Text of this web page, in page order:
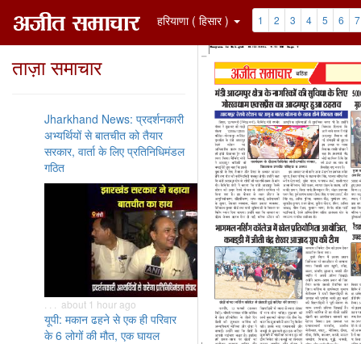
हरियाणा ( हिसार ) 1 2 3 4 5 6 7
ताज़ा समाचार
Jharkhand News: प्रदर्शनकारी
अभ्यर्थियों से बातचीत को तैयार
सरकार, वार्ता के लिए प्रतिनिधिमंडल
गठित
. . . about 1 hour ago
यूपी: मकान ढहने से एक ही परिवार
के 6 लोगों की मौत, एक घायल